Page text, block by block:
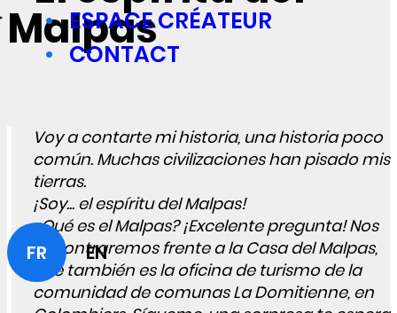
ESPACE CRÉATEUR
CONTACT
FR EN
Malpas
Voy a contarte mi historia, una historia poco
común. Muchas civilizaciones han pisado mis
tierras.
¡Soy... el espíritu del Malpas!
¿Qué es el Malpas? ¡Excelente pregunta! Nos
encontraremos frente a la Casa del Malpas,
que también es la oficina de turismo de la
comunidad de comunas La Domitienne, en